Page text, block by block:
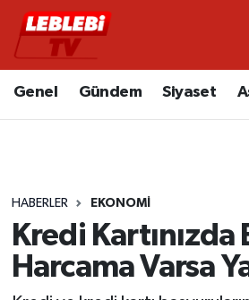
Genel Gündem Siyaset
HABERLER EKONOMI
Kredi Kartınızda
Harcama Varsa
Hava Durumu
Süper Lig Puan Durumu ve
Tüm Manşetler
Son Dakika Haberleri